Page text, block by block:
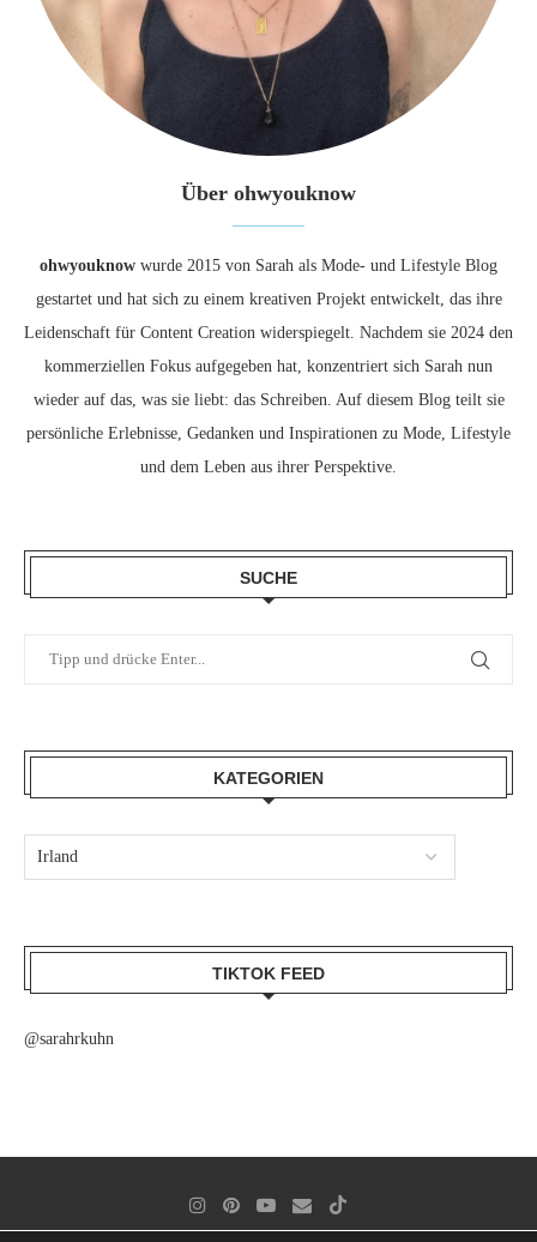
Über ohwyouknow
ohwyouknow wurde 2015 von Sarah als Mode- und Lifestyle Blog
gestartet und hat sich zu einem kreativen Projekt entwickelt, das ihre
Leidenschaft für Content Creation widerspiegelt. Nachdem sie 2024 den
kommerziellen Fokus aufgegeben hat, konzentriert sich Sarah nun
wieder auf das, was sie liebt: das Schreiben. Auf diesem Blog teilt sie
persönliche Erlebnisse, Gedanken und Inspirationen zu Mode, Lifestyle
und dem Leben aus ihrer Perspektive.
SUCHE
KATEGORIEN
TIKTOK FEED
@sarahrkuhn